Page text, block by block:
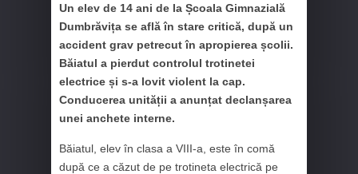
Un elev de 14 ani de la Școala Gimnazială
Dumbrăvița se află în stare critică, după un
accident grav petrecut în apropierea școlii.
Băiatul a pierdut controlul trotinetei
electrice și s-a lovit violent la cap.
Conducerea unității a anunțat declanșarea
unei anchete interne.
Băiatul, elev în clasa a VIII-a, este în comă
după ce a căzut de pe trotineta electrică pe